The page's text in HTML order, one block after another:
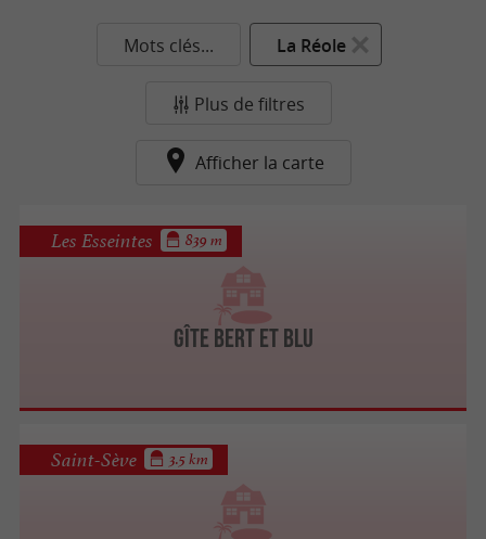
Mots clés... La Réole
Plus de filtres
Afficher la carte
Gîte Bert et Blu
Les Esseintes 839 m
Saint-Sève 3.5 km